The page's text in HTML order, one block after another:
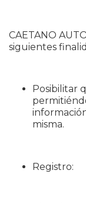
CAETANO
siguientes
Posibilitar
misma.
Registro: